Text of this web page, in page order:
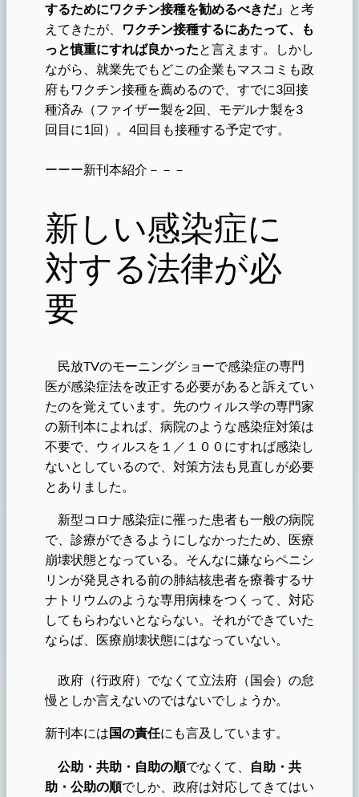
するためにワクチン接種を勧めるべきだ」 と考
えてきたが、
ワクチン接種するにあたって、も
っと慎重にすれば良かったと言えます。しかし
ながら、就業先でもどこの企業もマスコミも政
府もワクチン接種を薦めるので、すでに3回接
種済み（ファイザー製を2回、モデルナ製を3
回目に1回）。4回目も接種する予定です。
ーーー新刊本紹介－－－
新しい感染症に
対する法律が必
要
民放TVのモーニングショーで感染症の専門
医が感染症法を改正する必要があると訴えてい
たのを覚えています。先のウィルス学の専門家
の新刊本によれば、病院のような感染症対策は
不要で、ウィルスを１／１００にすれば感染し
ないとしているので、対策方法も見直しが必要
とありました。
新型コロナ感染症に罹った患者も一般の病院
で、診療ができるようにしなかったため、医療
崩壊状態となっている。そんなに嫌ならペニシ
リンが発見される前の肺結核患者を療養するサ
ナトリウムのような専用病棟をつくって、対応
してもらわないとならない。それができていた
ならば、医療崩壊状態にはなっていない。
政府（行政府）でなくて立法府（国会）の怠
慢としか言えないのではないでしょうか。
新刊本には 国の責任にも言及しています。
公助・共助・自助の順でなくて、
自助・共
助・公助の順でしか、政府は対応してきてはい